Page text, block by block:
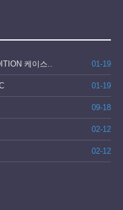
케이스.. 01-19
01-19
09-18
02-12
02-12